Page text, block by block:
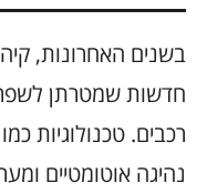
בשנים האחרונות,
חדשות שמטרתן
רכבים. טכנולוגיות
נהיגה אוטומטיים